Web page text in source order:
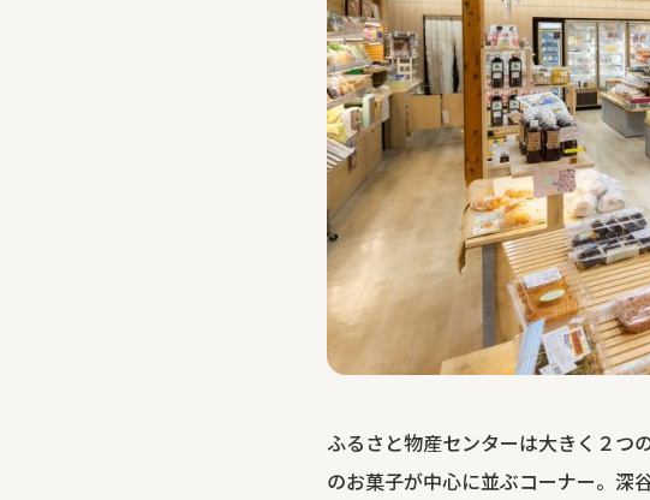
ふるさと物産センターは大きく２つ
のお菓子が中心に並ぶコーナー。深